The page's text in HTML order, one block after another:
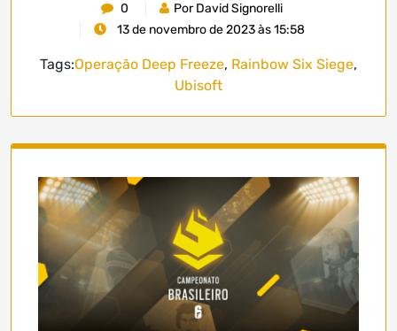
0
Por David Signorelli
13 de novembro de 2023 às 15:58
Tags:Operação Deep Freeze, Rainbow Six Siege,
Ubisoft